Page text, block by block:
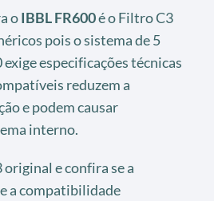
oIBBL FR600é o Filtro C3
pois o sistema de 5
especificações técnicas
reduzem a
e podem causar
interno.
original e confira se a
e a compatibilidade